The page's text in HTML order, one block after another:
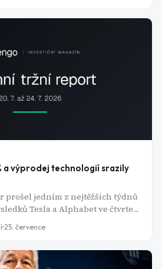
a výprodej technologií srazily
prošel jedním z nejtěžších týdnů
Tesla a Alphabet ve čtvrtek
téměř 800 miliard dolarů.
25. července